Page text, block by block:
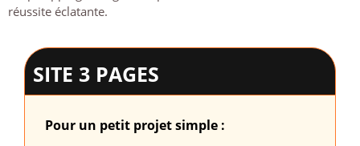
réussite éclatante.
SITE 3 PAGES
Pour un petit projet simple :